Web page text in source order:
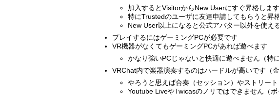
加入するとVisitorからNew Userにすぐ昇格しま
特にTrustedのユーザに友達申請してもらうと昇
New User以上になると公式アバター以外を使え
プレイするにはゲーミングPCが必要です
VR機器がなくてもゲーミングPCがあれば遊べます
かなり強いPCじゃないと快適に遊べません（特に
VRChat内で楽器演奏するのはハードルが高いです（
やろうと思えば合奏（セッション）やストリー
Youtube LiveやTwicasのノリではできません（